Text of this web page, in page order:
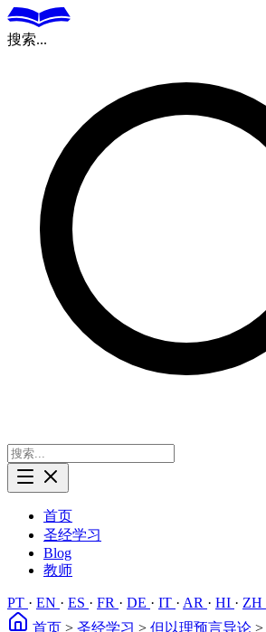
搜索...
首页
圣经学习
Blog
教师
PT · EN · ES · FR · DE · IT · AR · HI · ZH
首页 > 圣经学习 > 但以理预言导论 >